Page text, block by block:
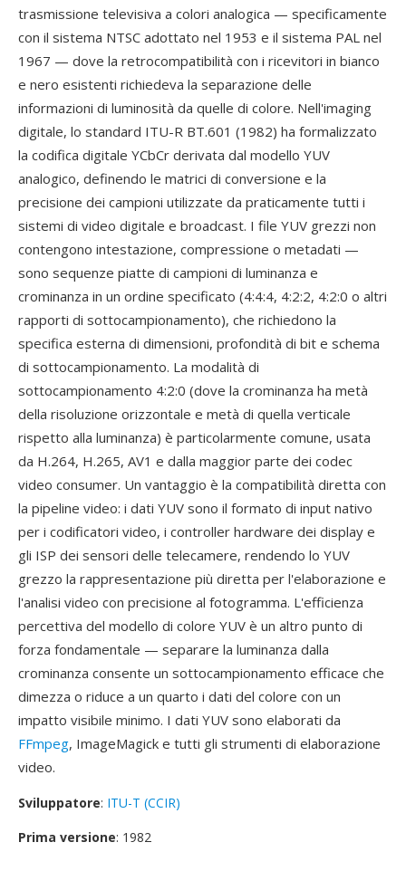
trasmissione televisiva a colori analogica — specificamente
con il sistema NTSC adottato nel 1953 e il sistema PAL nel
1967 — dove la retrocompatibilità con i ricevitori in bianco
e nero esistenti richiedeva la separazione delle
informazioni di luminosità da quelle di colore. Nell'imaging
digitale, lo standard ITU-R BT.601 (1982) ha formalizzato
la codifica digitale YCbCr derivata dal modello YUV
analogico, definendo le matrici di conversione e la
precisione dei campioni utilizzate da praticamente tutti i
sistemi di video digitale e broadcast. I file YUV grezzi non
contengono intestazione, compressione o metadati —
sono sequenze piatte di campioni di luminanza e
crominanza in un ordine specificato (4:4:4, 4:2:2, 4:2:0 o altri
rapporti di sottocampionamento), che richiedono la
specifica esterna di dimensioni, profondità di bit e schema
di sottocampionamento. La modalità di
sottocampionamento 4:2:0 (dove la crominanza ha metà
della risoluzione orizzontale e metà di quella verticale
rispetto alla luminanza) è particolarmente comune, usata
da H.264, H.265, AV1 e dalla maggior parte dei codec
video consumer. Un vantaggio è la compatibilità diretta con
la pipeline video: i dati YUV sono il formato di input nativo
per i codificatori video, i controller hardware dei display e
gli ISP dei sensori delle telecamere, rendendo lo YUV
grezzo la rappresentazione più diretta per l'elaborazione e
l'analisi video con precisione al fotogramma. L'efficienza
percettiva del modello di colore YUV è un altro punto di
forza fondamentale — separare la luminanza dalla
crominanza consente un sottocampionamento efficace che
dimezza o riduce a un quarto i dati del colore con un
impatto visibile minimo. I dati YUV sono elaborati da
FFmpeg, ImageMagick e tutti gli strumenti di elaborazione
video.
Sviluppatore: ITU-T (CCIR)
Prima versione: 1982